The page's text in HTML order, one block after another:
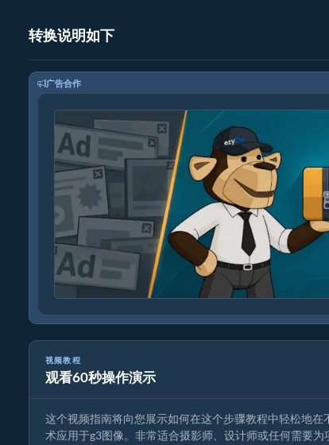
转换说明如下
广告合作
视频教程
观看60秒操作演示
如何在线转换图像格式
这个视频指南将向您展示如何在这个步骤教程中轻松地
术应用于g3图像。非常适合摄影师、设计师或任何需要为